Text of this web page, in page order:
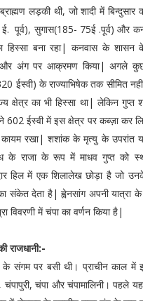
लड़की थी, जो शादी में
पूर्व), सुगास(185- 75ई .पूर्व) और
हिस्सा बना रहा| कनवास के शासन
अंग पर आक्रमण किया| अगले कुछ
ईस्वी) के राज्याभिषेक तक सीमित
क्षेत्र का भी हिस्सा था| लेकिन
602 ईस्वी में इस क्षेत्र पर कब्ज़ा कर
रखा| शशांक के मृत्यु के उपरांत
राजा के रूप में माधव गुप्त को
हिल में एक शिलालेख छोड़ा है जो उनके
संकेत देता है| ह्वेनसांग अपनी यात्रा के
विवरणी में चंपा का वर्णन किया है|
राजधानी:-
के संगम पर बसी थी। प्राचीन काल
चंपापुरी, चंपा और चंपामालिनी। पहले